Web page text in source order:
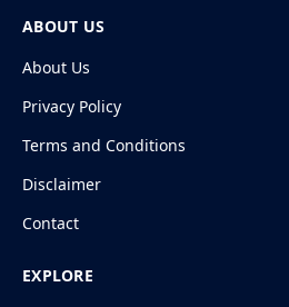
ABOUT US
About Us
Privacy Policy
Terms and Conditions
Disclaimer
Contact
EXPLORE